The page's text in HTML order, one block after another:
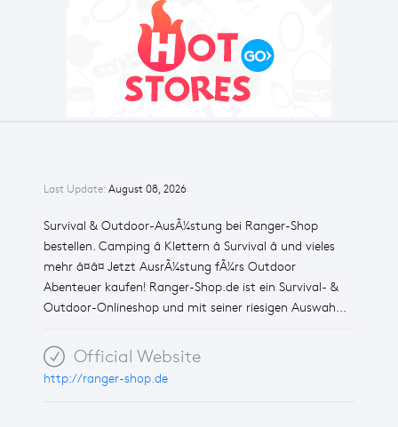
Last Update: August 08, 2026
Survival & Outdoor-AusÃ¼stung bei Ranger-Shop
bestellen. Camping â Klettern â Survival â und vieles
mehr â¤â¤ Jetzt AusrÃ¼stung fÃ¼rs Outdoor
Abenteuer kaufen! Ranger-Shop.de ist ein Survival- &
Outdoor-Onlineshop und mit seiner riesigen Auswah...
Official Website
http://ranger-shop.de